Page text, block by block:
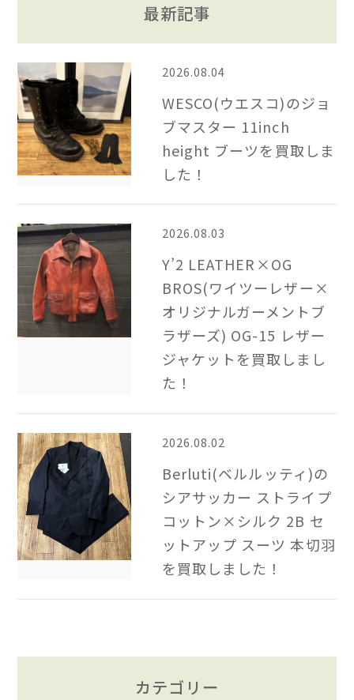
最新記事
2026.08.04
WESCO(ウエスコ)のジョ
ブマスター 11inch
height ブーツを買取しま
した！
2026.08.03
Y’2 LEATHER×OG
BROS(ワイツーレザー×
オリジナルガーメントブ
ラザーズ) OG-15 レザー
ジャケットを買取しまし
た！
2026.08.02
Berluti(ベルルッティ)の
シアサッカー ストライプ
コットン×シルク 2B​ セ
ットアップ スーツ 本切羽
を買取しました！
カテゴリー